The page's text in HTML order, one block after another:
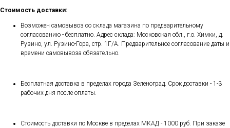
Стоимость доставки:
Возможен самовывоз со склада магазина по предварительному
согласованию - бесплатно. Адрес склада: Московская обл., г.о. Химки, д.
Рузино, ул. Рузино-Гора, стр. 1Г/А. Предварительное согласование даты и
времени самовывоза обязательно.
Бесплатная доставка в пределах города Зеленоград. Срок доставки - 1-3
рабочих дня после оплаты.
Стоимость доставки по Москве в пределах МКАД - 1000 руб. При заказе